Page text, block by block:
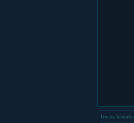
Trocha historie: